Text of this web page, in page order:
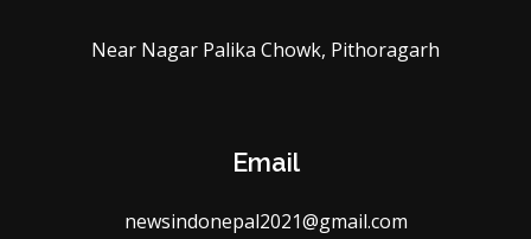
Near Nagar Palika Chowk, Pithoragarh
Email
newsindonepal2021@gmail.com